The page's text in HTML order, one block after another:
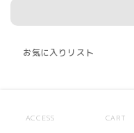
お気に入りリスト
人工樹木
ACCESS CART